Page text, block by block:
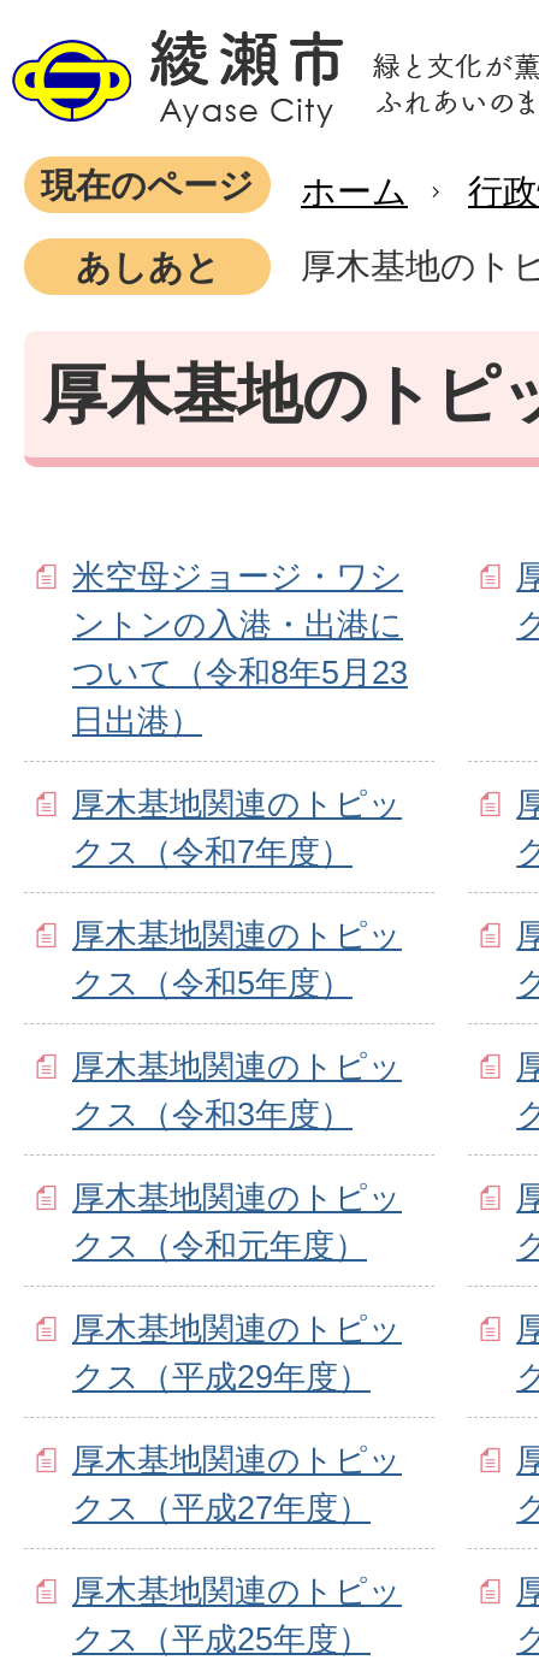
現在のページ ホーム
行
あしあと
厚木基地のト
厚木基地のトピ
米空母ジョージ・ワシ
ントンの入港・出港に
ついて（令和8年5月23
日出港）
厚木基地関連のトピッ
クス（令和7年度）
厚木基地関連のトピッ
クス（令和5年度）
厚木基地関連のトピッ
クス（令和3年度）
厚木基地関連のトピッ
クス（令和元年度）
厚木基地関連のトピッ
クス（平成29年度）
厚木基地関連のトピッ
クス（平成27年度）
厚木基地関連のトピッ
クス（平成25年度）